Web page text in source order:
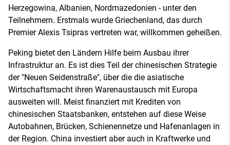
Herzegowina, Albanien, Nordmazedonien - unter den
Teilnehmern. Erstmals wurde Griechenland, das durch
Premier Alexis Tsipras vertreten war, willkommen geheißen.
Peking bietet den Ländern Hilfe beim Ausbau ihrer
Infrastruktur an. Es ist dies Teil der chinesischen Strategie
der "Neuen Seidenstraße", über die die asiatische
Wirtschaftsmacht ihren Warenaustausch mit Europa
ausweiten will. Meist finanziert mit Krediten von
chinesischen Staatsbanken, entstehen auf diese Weise
Autobahnen, Brücken, Schienennetze und Hafenanlagen in
der Region. China investiert aber auch in Kraftwerke und